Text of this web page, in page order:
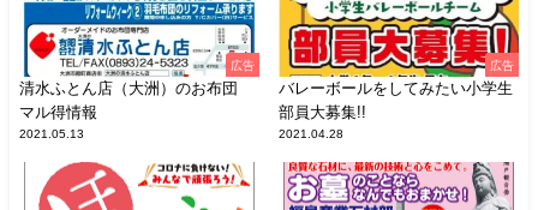
広告
清水ふとん店（大洲）のお布団
マル得情報
2021.05.13
広告
バレーボールをしてみたい小学生
部員大募集!!
2021.04.28